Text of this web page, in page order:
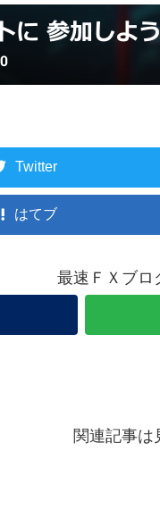
Twitter
はてブ
最速ＦＸブ
関連記事は